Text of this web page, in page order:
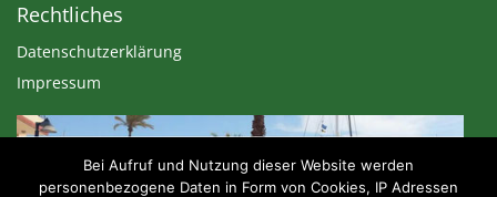
Rechtliches
Datenschutzerklärung
Impressum
Bei Aufruf und Nutzung dieser Website werden
personenbezogene Daten in Form von Cookies, IP Adressen